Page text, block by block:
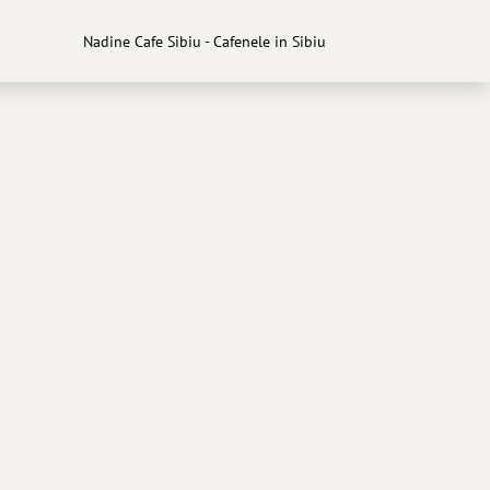
Nadine Cafe Sibiu - Cafenele in Sibiu